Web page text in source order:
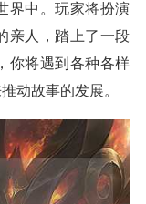
界中。玩家将扮演
亲人，踏上了一段
你将遇到各种各样
动故事的发展。